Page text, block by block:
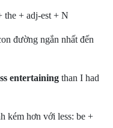
the + adj-est + N
đường ngắn nhất đến
entertainingthan I had
kém hơn với less: be +